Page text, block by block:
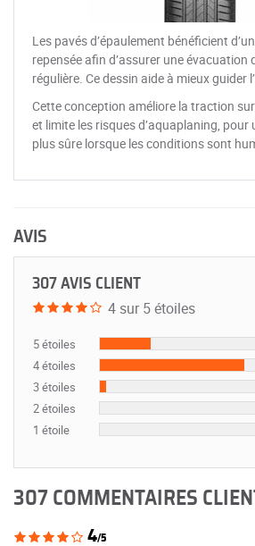
Les pavés d’épaulement bénéficient
repensée afin d’assurer une évacuation
régulière. Ce dessin aide à mieux guider
Cette conception améliore la traction
et limite les risques d’aquaplaning, pour
plus sûre lorsque les conditions sont
AVIS
307 AVIS CLIENT
4 sur 5 étoiles
5 étoiles
4 étoiles
3 étoiles
2 étoiles
1 étoile
307 COMMENTAIRES
4/5